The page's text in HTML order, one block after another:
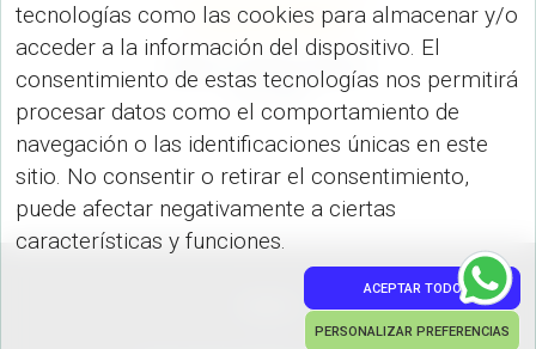
tecnologías como las cookies para almacenar y/o
acceder a la información del dispositivo. El
consentimiento de estas tecnologías nos permitirá
procesar datos como el comportamiento de
navegación o las identificaciones únicas en este
sitio. No consentir o retirar el consentimiento,
puede afectar negativamente a ciertas
características y funciones.
ACEPTAR TODO
PERSONALIZAR PREFERENCIAS
LLAVEROS (HERRAMIENTAS)
LLAVEROS (LLAVEROS)
Metro Llavero Kurtis